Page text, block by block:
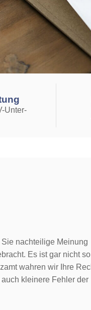
Unter­
nachteilige Meinung
Es ist gar nicht so
wahren wir Ihre
kleinere Fehler der